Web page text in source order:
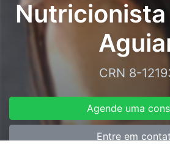
Nutricionista
CRN 8-
Agende uma
Entre em